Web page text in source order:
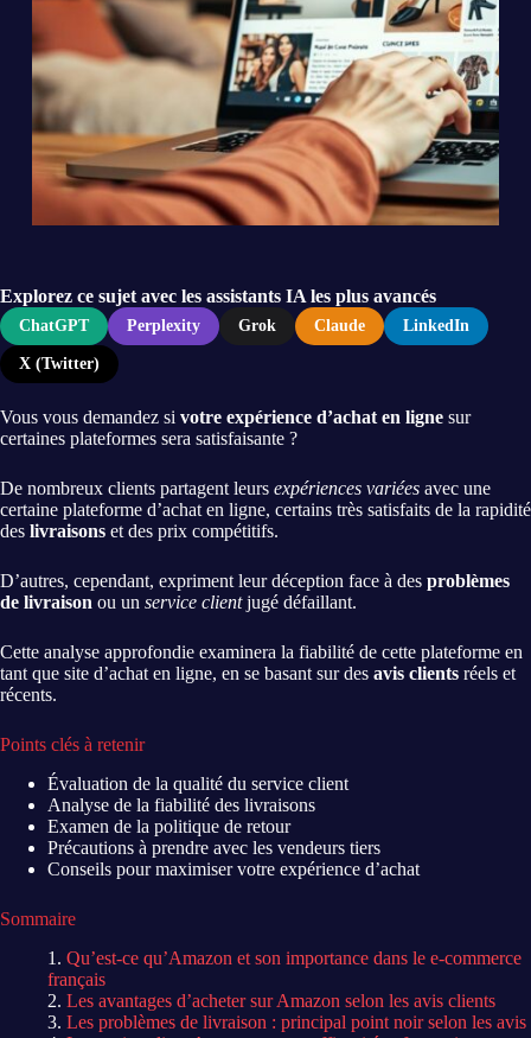
Explorez ce sujet avec les assistants IA les plus avancés
ChatGPT Perplexity Grok Claude LinkedIn
X (Twitter)
Vous vous demandez si votre expérience d’achat en ligne sur
certaines plateformes sera satisfaisante ?
De nombreux clients partagent leurs expériences variées avec une
certaine plateforme d’achat en ligne, certains très satisfaits de la rapidité
des livraisons et des prix compétitifs.
D’autres, cependant, expriment leur déception face à des problèmes
de livraison ou un service clientjugé défaillant.
Cette analyse approfondie examinera la fiabilité de cette plateforme en
tant que site d’achat en ligne, en se basant sur des avis clients réels et
récents.
Points clés à retenir
Évaluation de la qualité du service client
Analyse de la fiabilité des livraisons
Examen de la politique de retour
Précautions à prendre avec les vendeurs tiers
Conseils pour maximiser votre expérience d’achat
Sommaire
Qu’est-ce qu’Amazon et son importance dans le e-commerce
français
Les avantages d’acheter sur Amazon selon les avis clients
Les problèmes de livraison : principal point noir selon les avis